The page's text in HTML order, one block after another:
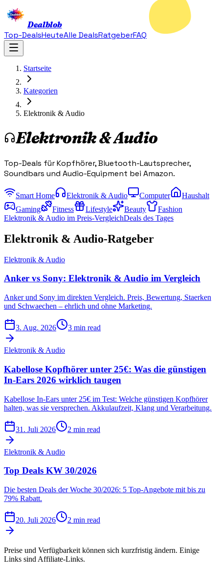
Dealblob
Top-DealsHeuteAlle DealsRatgeberFAQ
Startseite
Kategorien
Elektronik & Audio
Elektronik & Audio
Top-Deals für Kopfhörer, Bluetooth-Lautsprecher,
Soundbars und Audio-Equipment bei Amazon.
Smart Home Elektronik & Audio Computer
Haushalt
Gaming
Fitness Lifestyle Beauty
Fashion
Elektronik & Audio im Preis-VergleichDeals des Tages
Elektronik & Audio-Ratgeber
Elektronik & Audio
Anker vs Sony: Elektronik & Audio im Vergleich
Anker und Sony im direkten Vergleich. Preis, Bewertung, Staerken
und Schwaechen – ehrlich und ohne Marketing.
3. Aug. 2026 3 min read
Elektronik & Audio
Kabellose Kopfhörer unter 25€: Was die günstigen
In-Ears 2026 wirklich taugen
Kabellose In-Ears unter 25€ im Test: Welche günstigen Kopfhörer
halten, was sie versprechen. Akkulaufzeit, Klang und Verarbeitung.
31. Juli 2026 2 min read
Elektronik & Audio
Top Deals KW 30/2026
Die besten Deals der Woche 30/2026: 5 Top-Angebote mit bis zu
79% Rabatt.
20. Juli 2026 2 min read
Preise und Verfügbarkeit können sich kurzfristig ändern. Einige
Links sind Affiliate-Links.